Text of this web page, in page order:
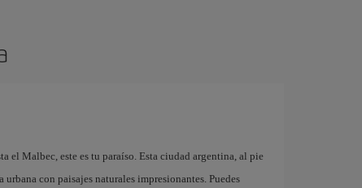
el Malbec, este es tu paraíso. Esta ciudad argentina, al pie
con paisajes naturales impresionantes. Puedes